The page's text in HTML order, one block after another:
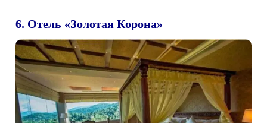
6. Отель «Золотая Корона»